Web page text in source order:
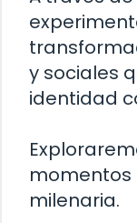
y sociales
identidad
momentos
milenaria.